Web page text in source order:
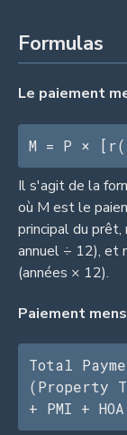
Formulas
Le paiement
M = P ×
Il s'agit de la
où M est le
principal du
annuel ÷ 12), et
(années × 12).
Paiement
Total
(Property
+ PMI + HOA